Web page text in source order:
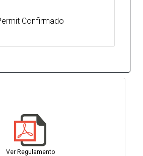
Confirmado
Ver Regulamento